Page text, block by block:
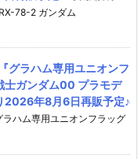
78-2 ガンダム
グラハム専用ユニオンフ
士ガンダム00 プラモデ
2026年8月6日再販予定♪
ラハム専用ユニオンフラッグ